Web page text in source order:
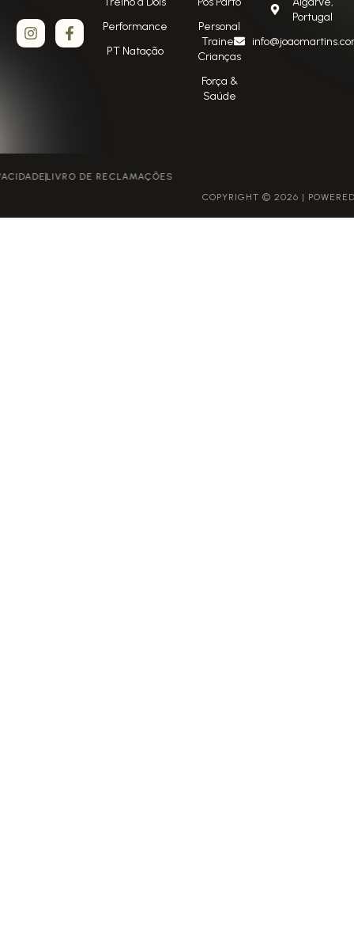
Performance
PT Natação
Personal
Trainer
Crianças
Força &
Saúde
Portugal
POLÍTICA DE PRIVACIDADELIVRO DE RECLAMAÇÕES
COPYRIGHT © 2026 | POWERED BY GROWME